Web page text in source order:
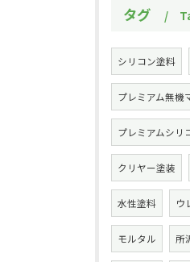
タグ
シリコン塗料
プレミアム無機
プレミアムシリ
クリヤー塗装
水性塗料 ウ
モルタル 所